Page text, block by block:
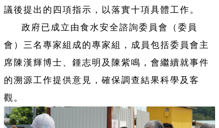
議後提出的四項指示，以落實十項具體工作。
政府已成立由食水安全諮詢委員會（委員
會）三名專家組成的專家組，成員包括委員會主
席陳漢輝博士、鍾志明及陳紫鳴，會繼續就事件
的溯源工作提供意見，確保調查結果科學及客
觀。